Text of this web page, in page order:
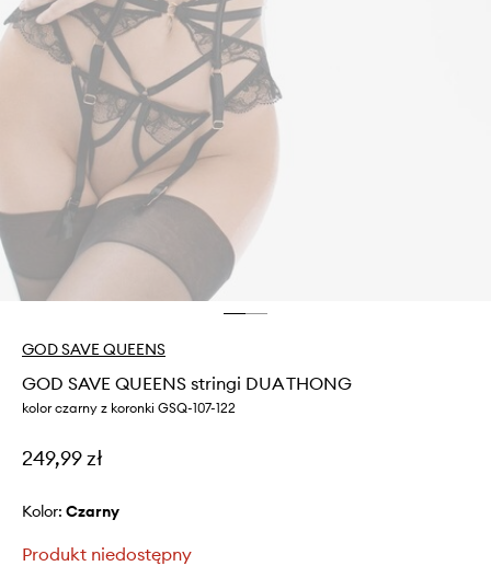
GOD SAVE QUEENS
GOD SAVE QUEENS stringi DUA THONG
kolor czarny z koronki GSQ-107-122
249,99 zł
Kolor: czarny
Produkt niedostępny